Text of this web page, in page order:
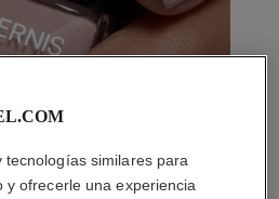
tecnologías similares para
y ofrecerle una experiencia